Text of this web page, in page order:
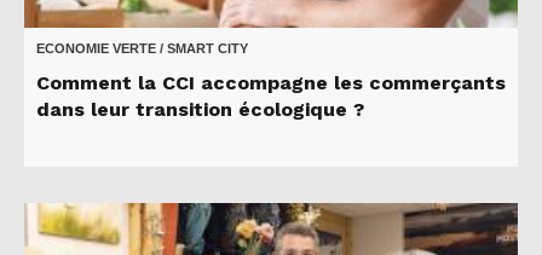
ECONOMIE VERTE / SMART CITY
Comment la CCI accompagne les commerçants
dans leur transition écologique ?